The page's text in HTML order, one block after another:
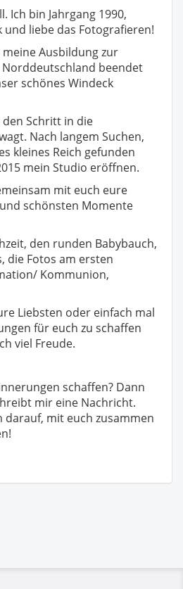
Ich bin Jahrgang 1990,
und liebe das Fotografieren!
meine Ausbildung zur
beendet
schönes Windeck
Schritt in die
Nach langem Suchen,
kleines Reich gefunden
mein Studio eröffnen.
mit euch eure
schönsten Momente
den runden Babybauch,
die Fotos am ersten
Kommunion,
Liebsten oder einfach mal
für euch zu schaffen
viel Freude.
schaffen? Dann
mir eine Nachricht.
darauf, mit euch zusammen